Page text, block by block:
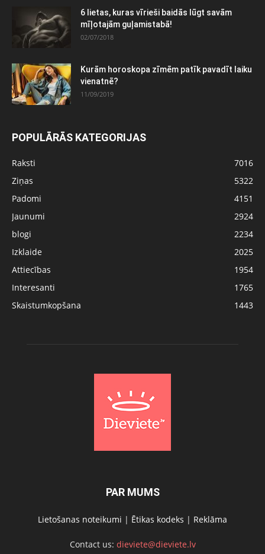
6 lietas, kuras vīrieši baidās lūgt savām
mīļotajām guļamistabā!
02/07/2018
Kurām horoskopa zīmēm patīk pavadīt laiku
vienatnē?
11/09/2019
POPULĀRĀS KATEGORIJAS
Raksti
7016
Ziņas
5322
Padomi
4151
Jaunumi
2924
blogi
2234
Izklaide
2025
Attiecības
1954
Interesanti
1765
Skaistumkopšana
1443
PAR MUMS
Lietošanas noteikumi | Ētikas kodeks | Reklāma
Contact us: dieviete@dieviete.lv